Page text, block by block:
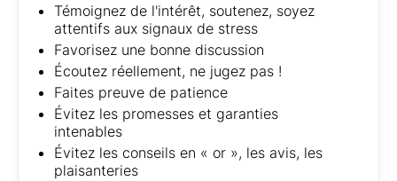
Témoignez de l'intérêt, soutenez, soyez
attentifs aux signaux de stress
Favorisez une bonne discussion
Écoutez réellement, ne jugez pas !
Faites preuve de patience
Évitez les promesses et garanties
intenables
Évitez les conseils en « or », les avis, les
plaisanteries